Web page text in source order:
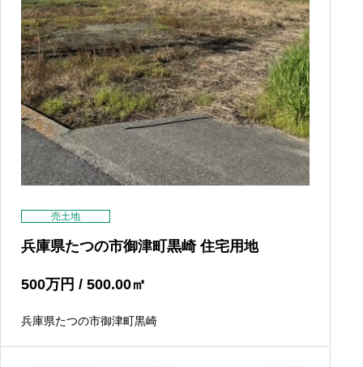
売土地
兵庫県たつの市御津町黒崎 住宅用地
500万円 / 500.00㎡
兵庫県たつの市御津町黒崎